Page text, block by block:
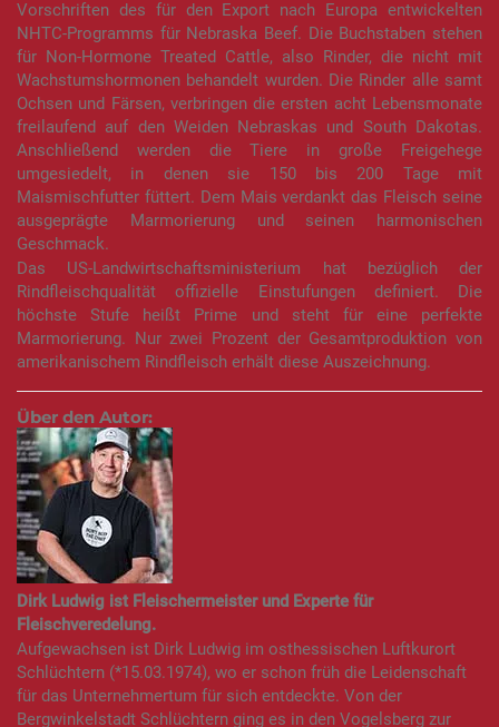
Vorschriften des für den Export nach Europa entwickelten
NHTC-Programms für Nebraska Beef. Die Buchstaben stehen
für Non-Hormone Treated Cattle, also Rinder, die nicht mit
Wachstumshormonen behandelt wurden. Die Rinder alle samt
Ochsen und Färsen, verbringen die ersten acht Lebensmonate
freilaufend auf den Weiden Nebraskas und South Dakotas.
Anschließend werden die Tiere in große Freigehege
umgesiedelt, in denen sie 150 bis 200 Tage mit
Maismischfutter füttert. Dem Mais verdankt das Fleisch seine
ausgeprägte Marmorierung und seinen harmonischen
Geschmack.
Das US-Landwirtschaftsministerium hat bezüglich der
Rindfleischqualität offizielle Einstufungen definiert. Die
höchste Stufe heißt Prime und steht für eine perfekte
Marmorierung. Nur zwei Prozent der Gesamtproduktion von
amerikanischem Rindfleisch erhält diese Auszeichnung.
Über den Autor:
Dirk Ludwig ist Fleischermeister und Experte für
Fleischveredelung.
Aufgewachsen ist Dirk Ludwig im osthessischen Luftkurort
Schlüchtern (*15.03.1974), wo er schon früh die Leidenschaft
für das Unternehmertum für sich entdeckte. Von der
Bergwinkelstadt Schlüchtern ging es in den Vogelsberg zur